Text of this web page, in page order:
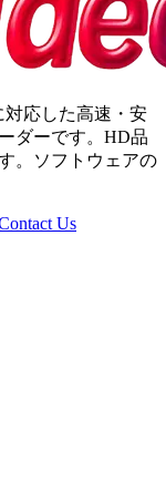
応した高速・安
ダーです。HD品
。ソフトウェアの
Us